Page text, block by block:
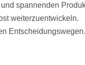
spannenden
weiterzuentwickeln.
Entscheidungswegen.